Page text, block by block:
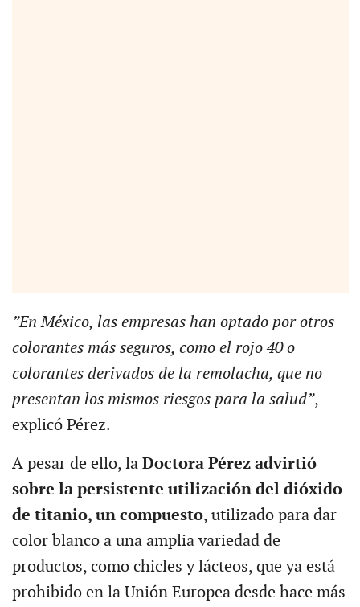
”En México, las empresas han optado por otros
colorantes más seguros, como el rojo 40 o
colorantes derivados de la remolacha, que no
presentan los mismos riesgos para la salud”,
explicó Pérez.
A pesar de ello, la Doctora Pérez advirtió
sobre la persistente utilización del dióxido
de titanio, un compuesto, utilizado para dar
color blanco a una amplia variedad de
productos, como chicles y lácteos, que ya está
prohibido en la Unión Europea desde hace más